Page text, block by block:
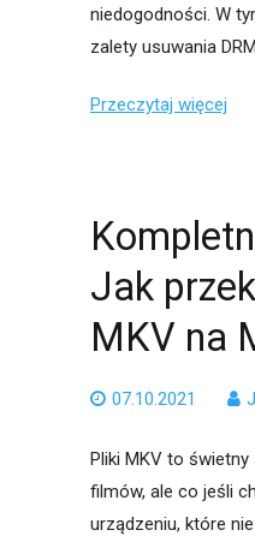
niedogodności. W
zalety usuwania
Przeczytaj więcej
Jak
MKV na
07.10.2021
Pliki MKV to
filmów, ale co jeśli
urządzeniu, które